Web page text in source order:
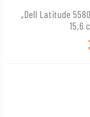
„Dell Latitude
15,6